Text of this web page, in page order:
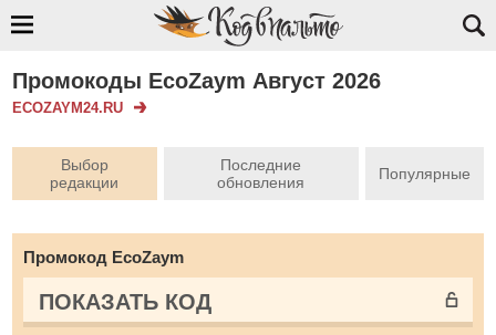
Промокоды EcoZaym Август 2026
ECOZAYM24.RU
Выбор
редакции
Последние
обновления
Популярные
Промокод EcoZaym
ПОКАЗАТЬ КОД